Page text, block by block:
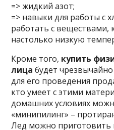
=> жидкий азот;
=> навыки для работы с
работать с
настолько низкую
Кроме того, купить
лица будет
для его проведения
кто умеет с этими
домашних условиях
«минипилинг» –
Лед можно приготовить